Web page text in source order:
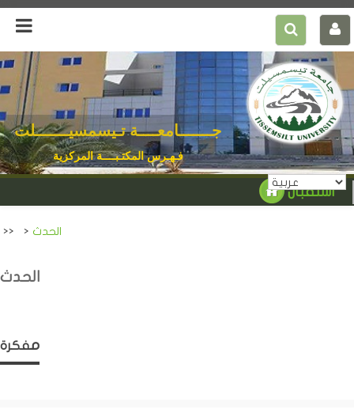
جـــــــامعــــة تـيسمسيـــــــلت
فـهـرس المكتـبــــة المركزية
استقبال
>> > الحدث
الحدث
مفكرة